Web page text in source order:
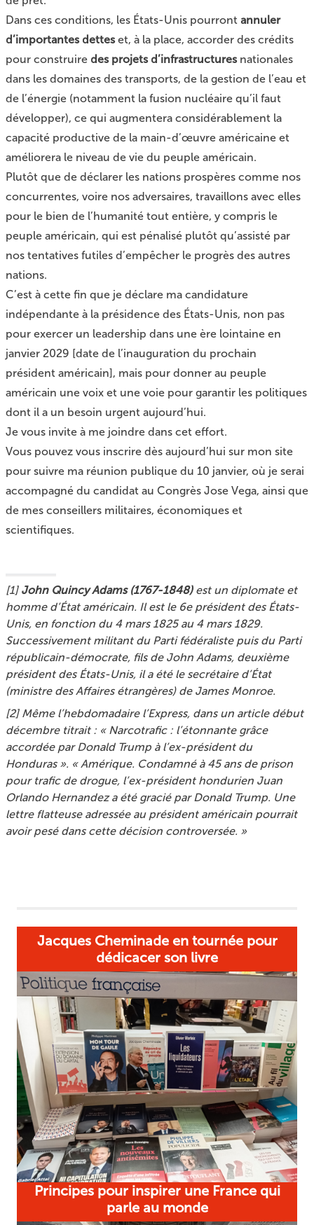
Dans ces conditions, les États-Unis pourront annuler
d’importantes detteset, à la place, accorder des crédits
pour construire des projets d’infrastructuresnationales
dans les domaines des transports, de la gestion de l’eau et
de l’énergie (notamment la fusion nucléaire qu’il faut
développer), ce qui augmentera considérablement la
capacité productive de la main-d’œuvre américaine et
améliorera le niveau de vie du peuple américain.
Plutôt que de déclarer les nations prospères comme nos
concurrentes, voire nos adversaires, travaillons avec elles
pour le bien de l’humanité tout entière, y compris le
peuple américain, qui est pénalisé plutôt qu’assisté par
nos tentatives futiles d’empêcher le progrès des autres
nations.
C’est à cette fin que je déclare ma candidature
indépendante à la présidence des États-Unis, non pas
pour exercer un leadership dans une ère lointaine en
janvier 2029 [date de l’inauguration du prochain
président américain], mais pour donner au peuple
américain une voix et une voie pour garantir les politiques
dont il a un besoin urgent aujourd’hui.
Je vous invite à me joindre dans cet effort.
Vous pouvez vous inscrire dès aujourd’hui sur mon site
pour suivre ma réunion publique du 10 janvier, où je serai
accompagné du candidat au Congrès Jose Vega, ainsi que
de mes conseillers militaires, économiques et
scientifiques.
[1] John Quincy Adams (1767-1848)est un diplomate et
homme d’État américain. Il est le 6e président des États-
Unis, en fonction du 4 mars 1825 au 4 mars 1829.
Successivement militant du Parti fédéraliste puis du Parti
républicain-démocrate, fils de John Adams, deuxième
président des États-Unis, il a été le secrétaire d’État
(ministre des Affaires étrangères) de James Monroe.
[2] Même l’hebdomadaire l’Express, dans un article début
décembre titrait : « Narcotrafic : l’étonnante grâce
accordée par Donald Trump à l’ex-président du
Honduras ». « Amérique. Condamné à 45 ans de prison
pour trafic de drogue, l’ex-président hondurien Juan
Orlando Hernandez a été gracié par Donald Trump. Une
lettre flatteuse adressée au président américain pourrait
avoir pesé dans cette décision controversée. »
Jacques Cheminade en tournée pour
dédicacer son livre
Principes pour inspirer une France qui
parle au monde